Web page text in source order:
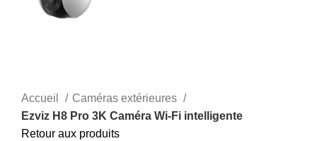
Accueil
Caméras extérieures
Ezviz H8 Pro 3K Caméra Wi-Fi intelligente
Retour aux produits